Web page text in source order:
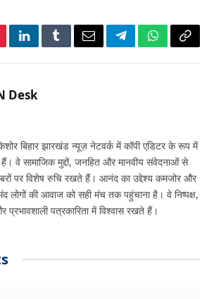
LinkedInTumblrEmailTelegramWhatsApp
Copy
Desk
बिहार झारखंड न्यूज़ नेटवर्क में कॉपी एडिटर के रूप में
हैं। वे सामाजिक मुद्दों, जनहित और मानवीय संवेदनाओं से
पर विशेष रुचि रखते हैं। आनंद का उद्देश्य कमजोर और
लोगों की आवाज को सही मंच तक पहुंचाना है। वे निष्पक्ष,
पत्रकारिता में विश्वास रखते हैं।